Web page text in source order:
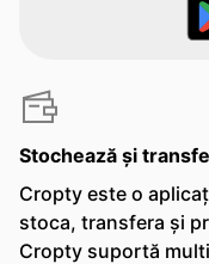
Stochează și
Cropty este o
stoca, transfera și
Cropty suportă